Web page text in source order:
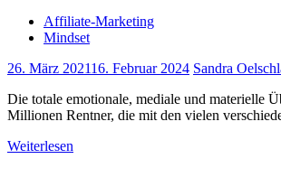
Affiliate-Marketing
Mindset
26. März 202116. Februar 2024 Sandra
Die totale emotionale, mediale und materielle
Millionen Rentner, die mit den vielen
Weiterlesen